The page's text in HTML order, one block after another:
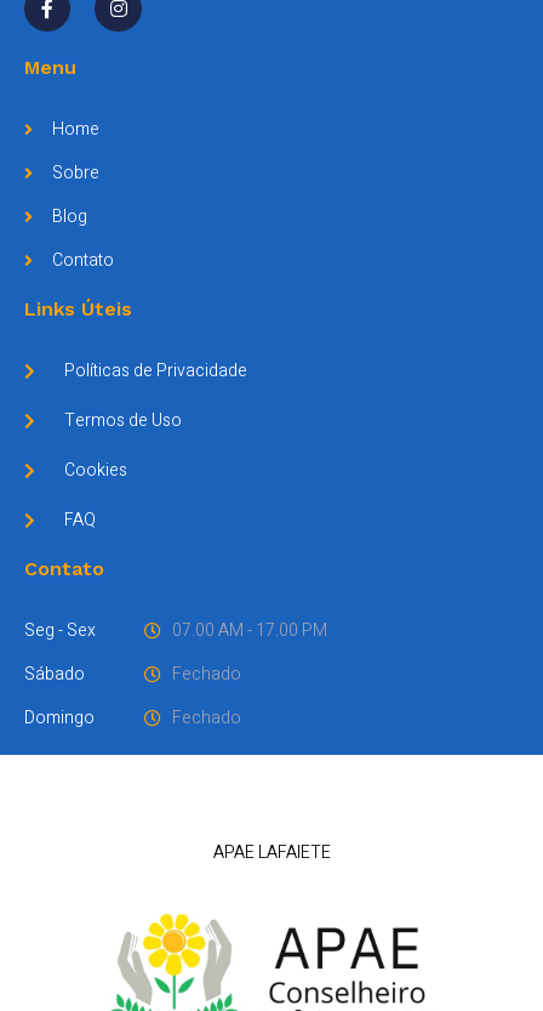
Menu
Home
Sobre
Blog
Contato
Links Úteis
Políticas de Privacidade
Termos de Uso
Cookies
FAQ
Contato
Seg - Sex
Sábado
Domingo
07.00 AM - 17.00 PM
Fechado
Fechado
APAE LAFAIETE